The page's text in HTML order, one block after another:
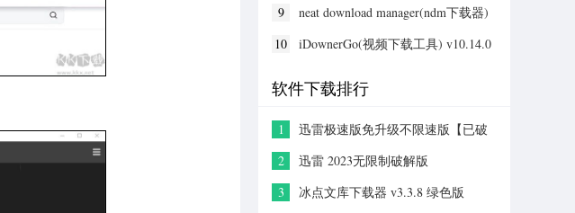
9
neat download manager(ndm下载器)
10 iDownerGo(视频下载工具) v10.14.0
软件下载排行
1
迅雷极速版免升级不限速版【已破
2
迅雷 2023无限制破解版
3
冰点文库下载器 v3.3.8 绿色版